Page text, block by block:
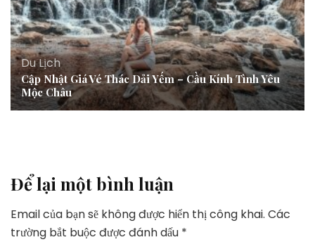
Du Lịch
Cập Nhật Giá Vé Thác Dải Yếm – Cầu Kính Tình Yêu
Mộc Châu
Để lại một bình luận
Email của bạn sẽ không được hiển thị công khai. Các
trường bắt buộc được đánh dấu *